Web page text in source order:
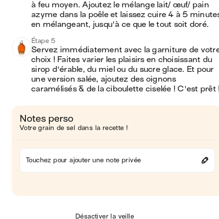
à feu moyen. Ajoutez le mélange lait/ œuf/ pain
azyme dans la poêle et laissez cuire 4 à 5
en mélangeant, jusqu'à ce que le tout soit doré.
Étape 5
Servez immédiatement avec la garniture de
choix ! Faites varier les plaisirs en choisissant du
sirop d'érable, du miel ou du sucre glace. Et pour
une version salée, ajoutez des oignons
caramélisés & de la ciboulette ciselée ! C'est prêt
Notes perso
Votre grain de sel dans la recette !
Touchez pour ajouter une note privée
Désactiver la veille